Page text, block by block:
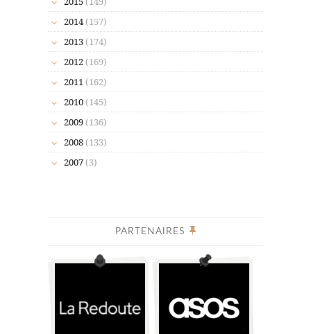
2014 (157)
2013 (174)
2012 (169)
2011 (162)
2010 (145)
2009 (136)
2008 (133)
2007 (3)
PARTENAIRES